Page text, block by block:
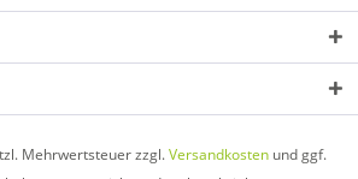
Mehrwertsteuer zzgl.Versandkosten und ggf.